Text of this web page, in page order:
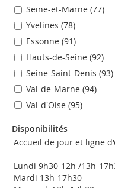
Seine-et-Marne (77)
Yvelines (78)
Essonne (91)
Hauts-de-Seine (92)
Seine-Saint-Denis (93)
Val-de-Marne (94)
Val-d'Oise (95)
Disponibilités